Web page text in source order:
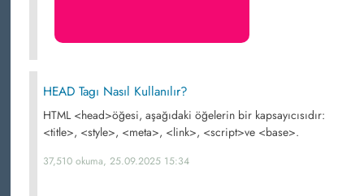
HEAD Tagı Nasıl Kullanılır?
HTML <head>öğesi, aşağıdaki öğelerin bir kapsayıcısıdır:
<title>, <style>, <meta>, <link>, <script>ve <base>.
37,510 okuma, 25.09.2025 15:34